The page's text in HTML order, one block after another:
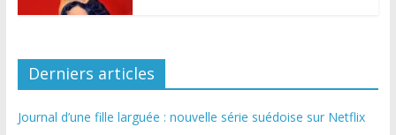
Derniers articles
Journal d’une fille larguée : nouvelle série suédoise sur Netflix